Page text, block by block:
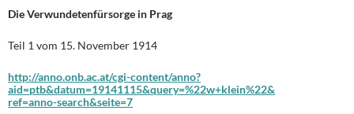
Die Verwundetenfürsorge in Prag
Teil 1 vom 15. November 1914
http://anno.onb.ac.at/cgi-content/anno?
aid=ptb&datum=19141115&query=%22w+klein%22&
ref=anno-search&seite=7